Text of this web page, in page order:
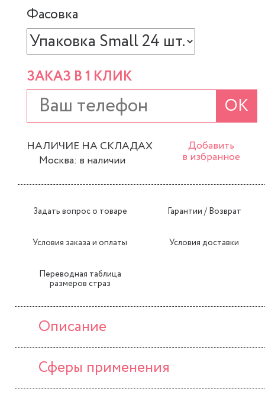
Фасовка
ЗАКАЗ В 1 КЛИК
ОК
НАЛИЧИЕ НА СКЛАДАХ
Москва: в наличии
Добавить
в избранное
Задать вопрос о товаре Гарантии / Возврат
Условия заказа и оплаты Условия доставки
Переводная таблица
размеров страз
Описание
Сферы применения